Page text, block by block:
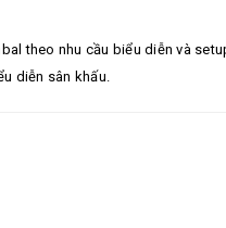
theo nhu cầu biểu diễn và
diễn sân khấu.